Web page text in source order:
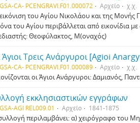
CA- PCENGRAVI.F01.000072 Αρχείο χ.χ.
του Αγίου Νικολάου και της Μονής
του Αγίου περιβάλλεται από εικονίδια
Θεοφύλακτος, Μ(οναχός)
Άγιοι Τρεις Ανάργυροι [Agioi
CA- PCENGRAVI.F01.000089 Αρχείο χ.χ.
οι Άγιοι Ανάργυροι: Δαμιανός,
εκκλησιαστικών εγγράφων
AGI REL009.01 Αρχείο 1841-1875
περιλαμβάνει: α) χειρόγραφο του